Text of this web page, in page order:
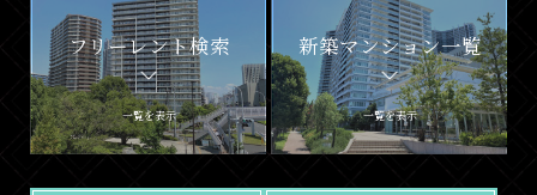
フリーレント検索
一覧を表示
新築マンション一覧
一覧を表示